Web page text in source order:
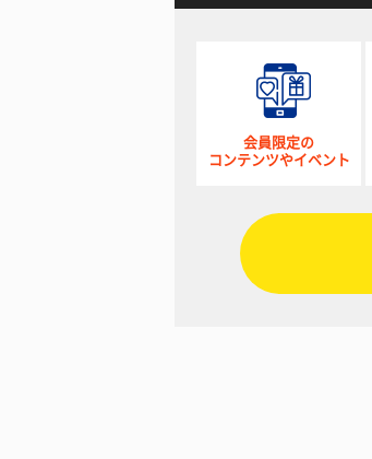
会員限定の
コンテンツやイベント